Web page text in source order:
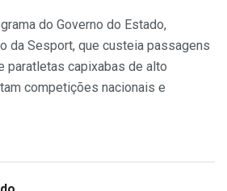
do Governo do Estado,
da Sesport, que custeia passagens
paratletas capixabas de alto
competições nacionais e